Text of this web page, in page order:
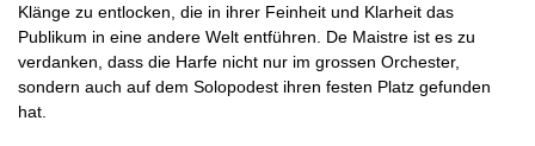
Klänge zu entlocken, die in ihrer Feinheit und Klarheit das
Publikum in eine andere Welt entführen. De Maistre ist es zu
verdanken, dass die Harfe nicht nur im grossen Orchester,
sondern auch auf dem Solopodest ihren festen Platz gefunden
hat.